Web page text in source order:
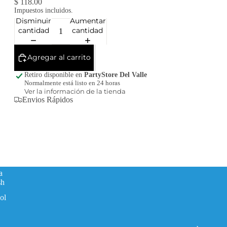
$ 118.00
Impuestos incluidos.
Disminuir
cantidad
Aumentar
cantidad
Agregar al carrito
Retiro disponible en PartyStore Del Valle
Normalmente está listo en 24 horas
Ver la información de la tienda
Envios Rápidos